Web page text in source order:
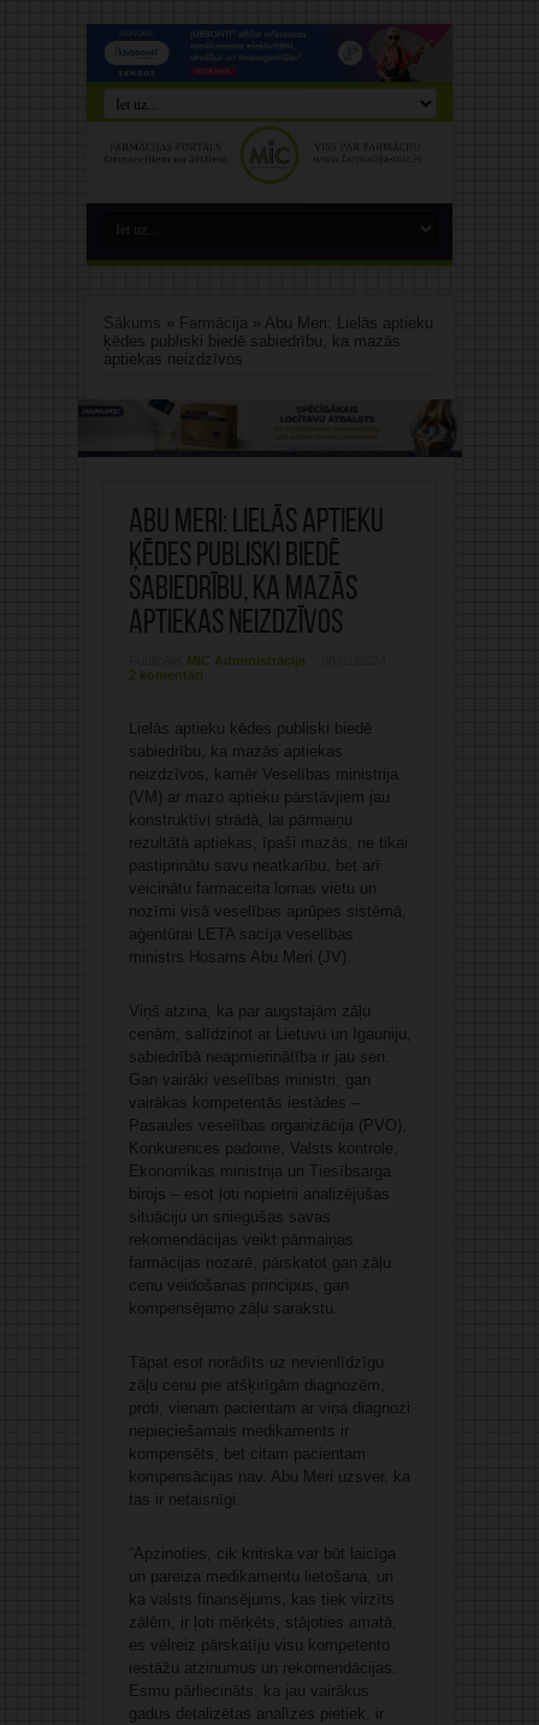
Sākums » Farmācija» Abu Meri: Lielās aptieku
ķēdes publiski biedē sabiedrību, ka mazās
aptiekas neizdzīvos
Abu Meri: Lielās aptieku
ķēdes publiski biedē
sabiedrību, ka mazās
aptiekas neizdzīvos
MIC Administrācija
2 komentāri
Lielās aptieku ķēdes publiski biedē
sabiedrību, ka mazās aptiekas
neizdzīvos, kamēr Veselības ministrija
(VM) ar mazo aptieku pārstāvjiem jau
konstruktīvi strādā, lai pārmaiņu
rezultātā aptiekas, īpaši mazās, ne tikai
pastiprinātu savu neatkarību, bet arī
veicinātu farmaceita lomas vietu un
nozīmi visā veselības aprūpes sistēmā,
aģentūrai LETA sacīja veselības
ministrs Hosams Abu Meri (JV).
Viņš atzina, ka par augstajām zāļu
cenām, salīdzinot ar Lietuvu un Igauniju,
sabiedrībā neapmierinātība ir jau sen.
Gan vairāki veselības ministri, gan
vairākas kompetentās iestādes –
Pasaules veselības organizācija (PVO),
Konkurences padome, Valsts kontrole,
Ekonomikas ministrija un Tiesībsarga
birojs – esot ļoti nopietni analizējušas
situāciju un sniegušas savas
rekomendācijas veikt pārmaiņas
farmācijas nozarē, pārskatot gan zāļu
cenu veidošanas principus, gan
kompensējamo zāļu sarakstu.
Tāpat esot norādīts uz nevienlīdzīgu
zāļu cenu pie atšķirīgām diagnozēm,
proti, vienam pacientam ar viņa diagnozi
nepieciešamais medikaments ir
kompensēts, bet citam pacientam
kompensācijas nav. Abu Meri uzsver, ka
tas ir netaisnīgi.
“Apzinoties, cik kritiska var būt laicīga
un pareiza medikamentu lietošana, un
ka valsts finansējums, kas tiek virzīts
zālēm, ir ļoti mērķēts, stājoties amatā,
es vēlreiz pārskatīju visu kompetento
iestāžu atzinumus un rekomendācijas.
Esmu pārliecināts, ka jau vairākus
gadus detalizētas analīzes pietiek, ir